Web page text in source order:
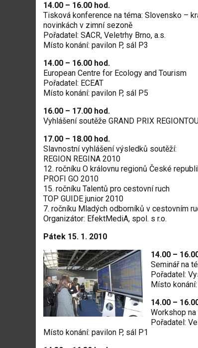
14.00 – 16.00 hod.
Tisková konference na téma: Slovensko –
novinkách v zimní sezoně
Pořadatel: SACR, Veletrhy Brno, a.s.
Místo konání: pavilon P, sál P3
14.00 – 16.00 hod.
European Centre for Ecology and Tourism
Pořadatel: ECEAT
Místo konání: pavilon P, sál P5
16.00 – 17.00 hod.
Vyhlášení soutěže GRAND PRIX
17.00 – 18.00 hod.
Slavnostní vyhlášení výsledků soutěží:
REGION REGINA 2010
12. ročníku O královnu regionů České
PROFI GO 2010
15. ročníku Talentů pro cestovní ruch
TOP GUIDE junior 2010
7. ročníku Mladých odborníků v cestovním
Organizátor: EfektMediA, spol. s r.o.
Pátek 15. 1. 2010
14.00 –
Seminář na
Pořadatel:
Místo
14.00 –
Workshop na
Pořadatel:
Místo konání: pavilon P, sál P1